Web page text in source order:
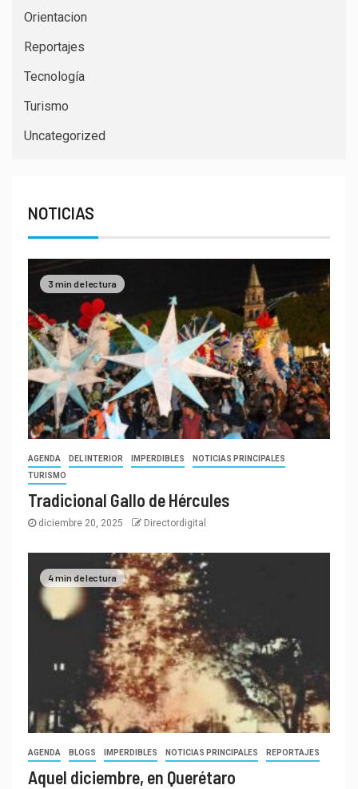
Orientacion
Reportajes
Tecnología
Turismo
Uncategorized
NOTICIAS
3 min de lectura
AGENDA DEL INTERIOR IMPERDIBLES
NOTICIAS PRINCIPALES
TURISMO
Tradicional Gallo de Hércules
diciembre 20, 2025 Directordigital
4 min de lectura
AGENDA BLOGS IMPERDIBLES NOTICIAS PRINCIPALES REPORTAJES
Aquel diciembre, en Querétaro